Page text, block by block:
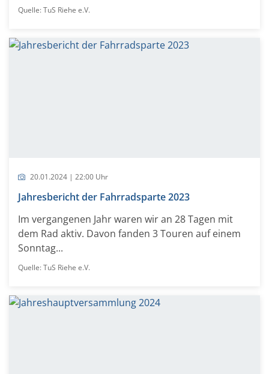
Quelle: TuS Riehe e.V.
20.01.2024 | 22:00 Uhr
Jahresbericht der Fahrradsparte 2023
Im vergangenen Jahr waren wir an 28 Tagen mit
dem Rad aktiv. Davon fanden 3 Touren auf einem
Sonntag...
Quelle: TuS Riehe e.V.